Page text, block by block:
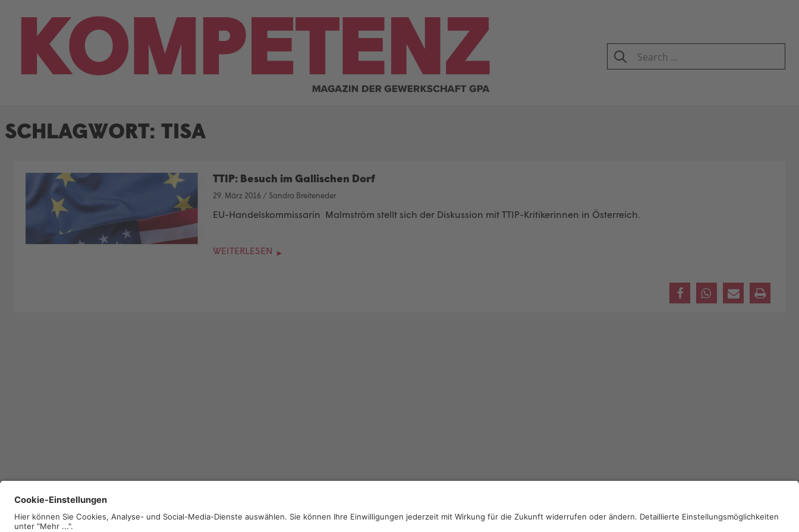
SEARCH
Search
for:
SCHLAGWORT: TISA
TTIP: Besuch im Gallischen Dorf
29. März 2016 / Sandra Breiteneder
EU-Handelskommissarin Malmström stellt sich der Diskussion mit TTIP-Kritikerinnen in Österreich.
WEITERLESEN